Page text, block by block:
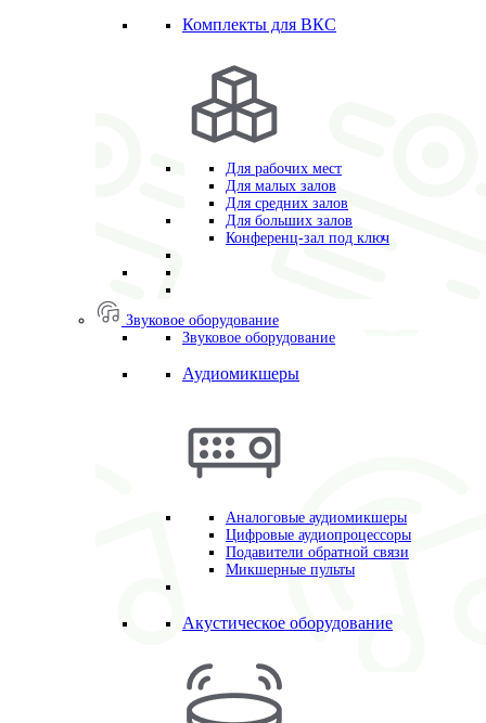
Комплекты для ВКС
Для рабочих мест
Для малых залов
Для средних залов
Для больших залов
Конференц-зал под ключ
Звуковое оборудование
Звуковое оборудование
Аудиомикшеры
Аналоговые аудиомикшеры
Цифровые аудиопроцессоры
Подавители обратной связи
Микшерные пульты
Акустическое оборудование